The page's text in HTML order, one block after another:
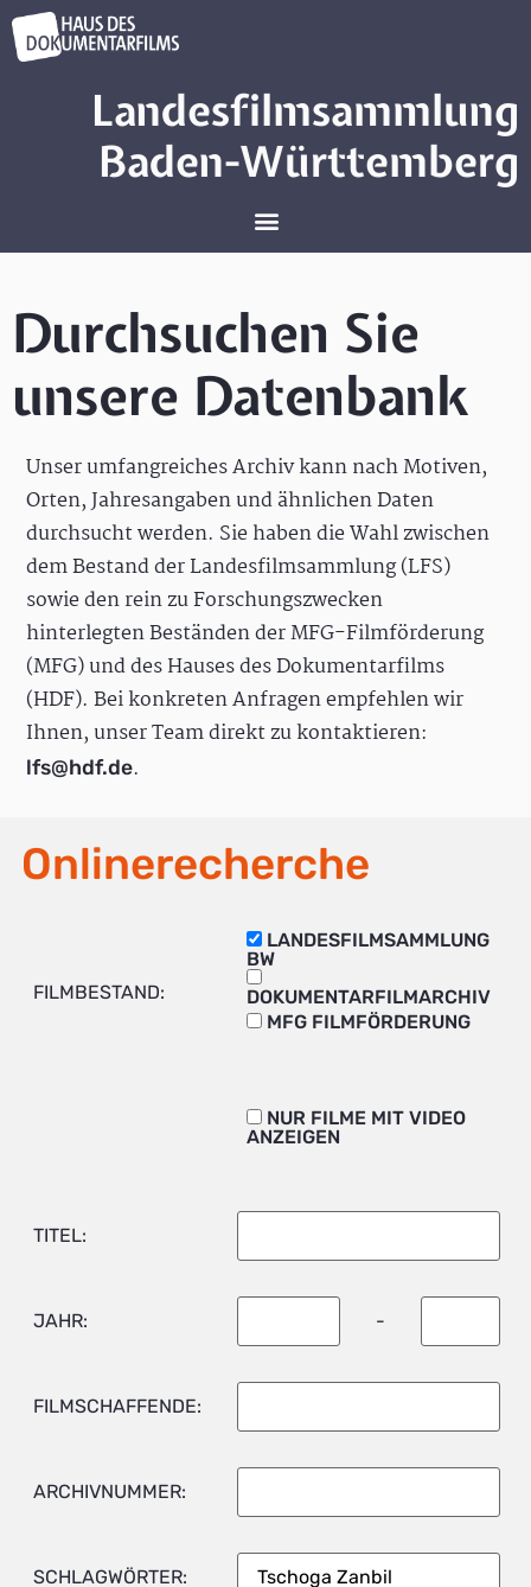
Landesfilmsammlung
Baden-Württemberg
Durchsuchen Sie
unsere Datenbank
Unser umfangreiches Archiv kann nach Motiven,
Orten, Jahresangaben und ähnlichen Daten
durchsucht werden. Sie haben die Wahl zwischen
dem Bestand der Landesfilmsammlung (LFS)
sowie den rein zu Forschungszwecken
hinterlegten Beständen der MFG-Filmförderung
(MFG) und des Hauses des Dokumentarfilms
(HDF). Bei konkreten Anfragen empfehlen wir
Ihnen, unser Team direkt zu kontaktieren:
lfs@hdf.de.
Onlinerecherche
FILMBESTAND:
LANDESFILMSAMMLUNG
BW
DOKUMENTARFILMARCHIV
MFG FILMFÖRDERUNG
NUR FILME MIT VIDEO
ANZEIGEN
TITEL:
JAHR: -
FILMSCHAFFENDE:
ARCHIVNUMMER:
SCHLAGWÖRTER: